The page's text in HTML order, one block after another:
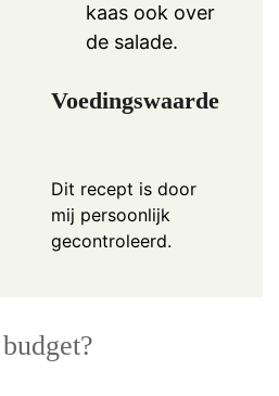
kaas ook over
de salade.
Voedingswaarde
Dit recept is door
mij persoonlijk
gecontroleerd.